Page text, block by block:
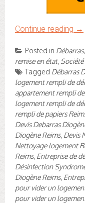
Continue reading →
Posted in Débarras,
remise en état,
Tagged Débarras
logement rempli de
appartement rempli
logement rempli de
rempli de papiers
Devis Debarras
Diogène Reims, Devis
Nettoyage logement
Reims, Entreprise de
Désinfection
Diogène Reims,
pour vider un
pour vider un